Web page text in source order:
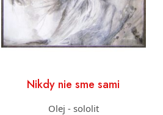
Nikdy nie sme sami
Olej - sololit